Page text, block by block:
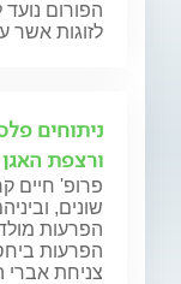
הפורום
לזוגות אשר
ניתוחים
ורצפת האגן
פרופ' חיים
שונים,
הפרעות
הפרעות
צניחת אברי